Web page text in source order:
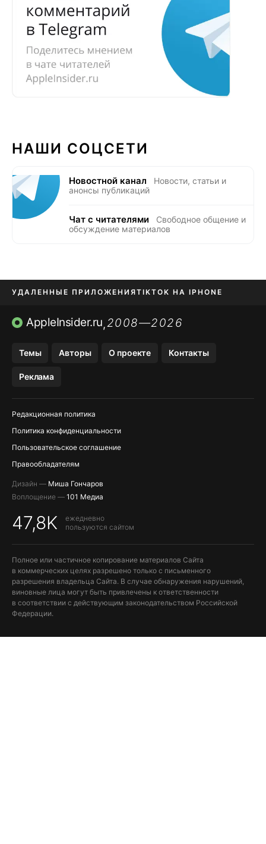
НАШИ СОЦСЕТИ
Новостной канал
Новости, статьи и
анонсы публикаций
Чат с читателями
Свободное общение и
обсуждение материалов
УДАЛЕННЫЕ ПРИЛОЖЕНИЯTIKTOK НА IPHONE
ПРИЛОЖЕНИЯ БЕЗ APP STORE
AppleInsider.ru,2008—2026
Темы Авторы О проекте Контакты
Реклама
Редакционная политика
Политика конфиденциальности
Пользовательское соглашение
Правообладателям
Дизайн — Миша Гончаров
Воплощение — 101 Медиа
47,8K
ежедневно
пользуются сайтом
Полное или частичное копирование материалов Сайта
в коммерческих целях разрешено только с письменного
разрешения владельца Сайта. В случае обнаружения нарушений,
виновные лица могут быть привлечены к ответственности
в соответствии с действующим законодательством Российской
Федерации.